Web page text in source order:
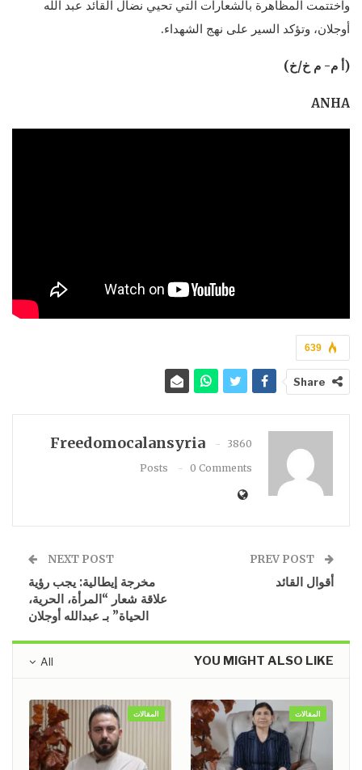
واختتمت المظاهرة بالشعارات التي تحيي نضال القائد عبد الله
أوجلان، وتؤكد السير على نهج الشهداء.
(أ م- م خ/خ)
ANHA
639
Share
Freedomocalansyria
3860
Posts
0 Comments
أقوال القائد
NEXT POST
مخرجة إيطالية: يجب رؤية
علاقة شعار “المرأة، الحرية،
الحياة” بـ عبدالله أوجلان
All YOU MIGHT ALSO LIKE
المقالات المقالات